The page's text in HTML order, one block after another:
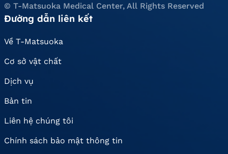
© T-Matsuoka Medical Center, All Rights Reserved
Đường dẫn liên kết
Về T-Matsuoka
Cơ sở vật chất
Dịch vụ
Bản tin
Liên hệ chúng tôi
Chính sách bảo mật thông tin